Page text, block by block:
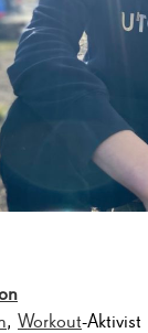
, Workout-Aktivist